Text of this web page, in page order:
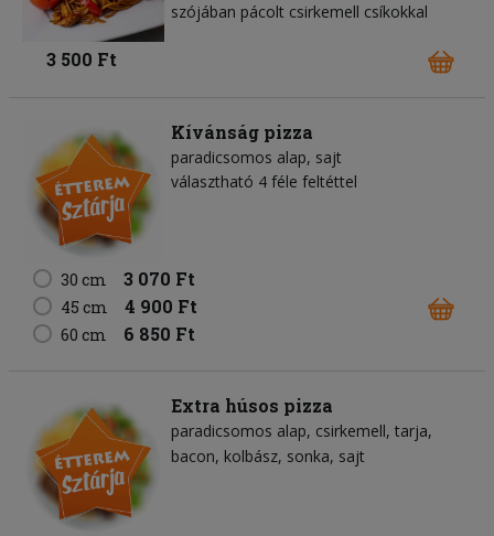
szójában pácolt csirkemell csíkokkal
3 500 Ft
Kívánság pizza
paradicsomos alap sajt
választható 4 féle feltéttel
30 cm 3 070 Ft
45 cm 4 900 Ft
60 cm 6 850 Ft
Extra húsos pizza
paradicsomos alap csirkemell tarja
bacon kolbász sonka sajt